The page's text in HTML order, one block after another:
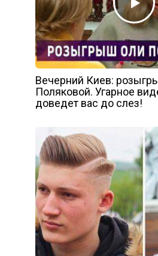
Вечерний Киев:
Поляковой. Угарное
доведет вас до слез!